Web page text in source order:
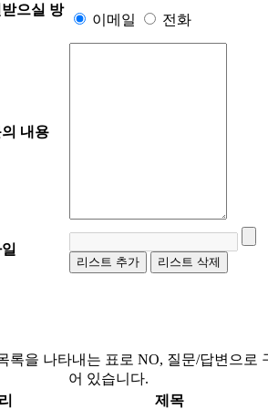
으실 방
이메일 전화
내용
리스트 추가
리스트 삭제
록을 나타내는 표로 NO, 질문/답변으로
어 있습니다.
제목